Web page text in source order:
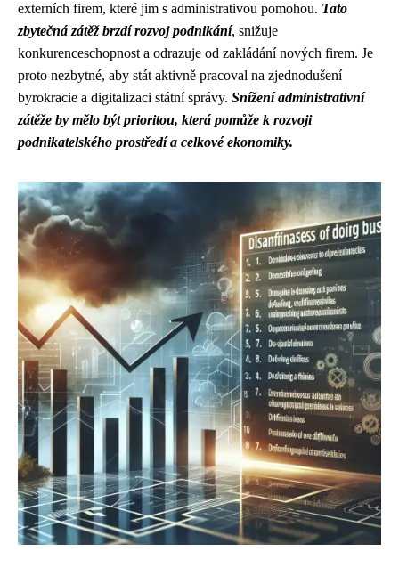
externích firem, které jim s administrativou pomohou. Tato
zbytečná zátěž brzdí rozvoj podnikání, snižuje
konkurenceschopnost a odrazuje od zakládání nových firem. Je
proto nezbytné, aby stát aktivně pracoval na zjednodušení
byrokracie a digitalizaci státní správy. Snížení administrativní
zátěže by mělo být prioritou, která pomůže k rozvoji
podnikatelského prostředí a celkové ekonomiky.